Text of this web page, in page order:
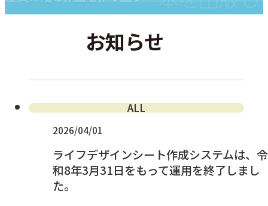
お知らせ
ALL
2026/04/01
ライフデザインシート作成システムは、令
和8年3月31日をもって運用を終了しまし
た。